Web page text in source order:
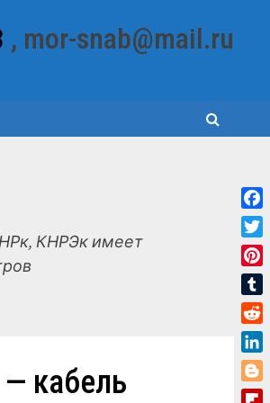
, mor-snab@mail.ru
КНРЭк имеет
кабель